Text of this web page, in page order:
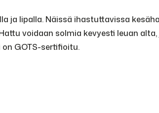
ja lipalla. Näissä ihastuttavissa
voidaan solmia kevyesti leuan
GOTS-sertifioitu.